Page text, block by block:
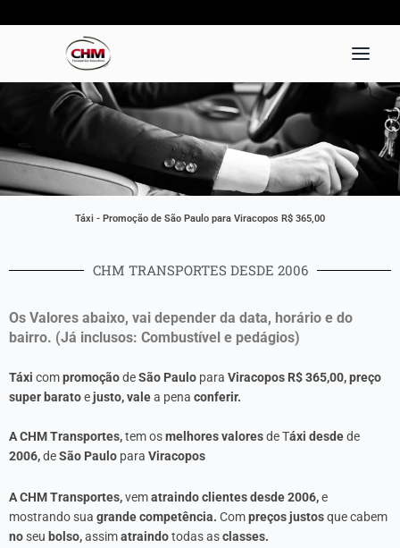
para
Táxi - Promoção de São Paulo para Viracopos R$ 365,00
CHM TRANSPORTES DESDE 2006
Os Valores abaixo, vai depender da data, horário e do
bairro. (Já inclusos: Combustível e pedágios)
Táxi compromoçãodeSão Paulo para Viracopos R$ 365,00, preço
super baratoejusto, valea pena conferir.
A CHM Transportes,tem osmelhores valoresde Táxi desdede
2006,deSão Paulo para Viracopos
A CHM Transportes,vematraindo clientes desde 2006,e
mostrando sua grande competência. Compreços justosque cabem
noseu bolso,assimatraindotodas asclasses.